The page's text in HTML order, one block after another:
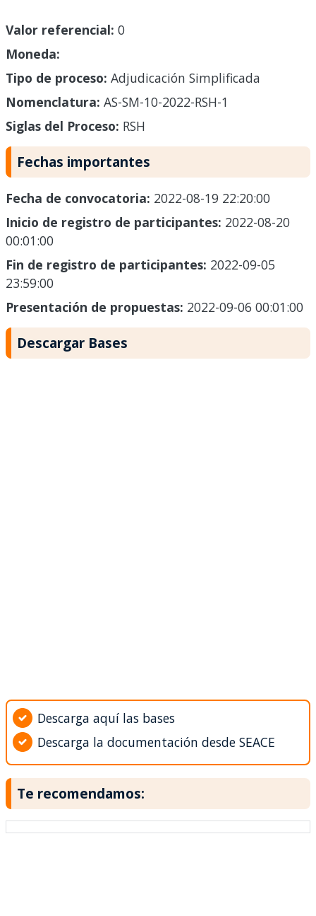
Valor referencial: 0
Moneda:
Tipo de proceso: Adjudicación Simplificada
Nomenclatura: AS-SM-10-2022-RSH-1
Siglas del Proceso: RSH
Fechas importantes
Fecha de convocatoria: 2022-08-19 22:20:00
Inicio de registro de participantes: 2022-08-20
00:01:00
Fin de registro de participantes: 2022-09-05
23:59:00
Presentación de propuestas: 2022-09-06 00:01:00
Descargar Bases
Descarga aquí las bases
Descarga la documentación desde SEACE
Te recomendamos: